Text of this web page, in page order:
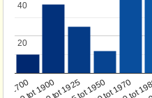
1700
20
20
40
40